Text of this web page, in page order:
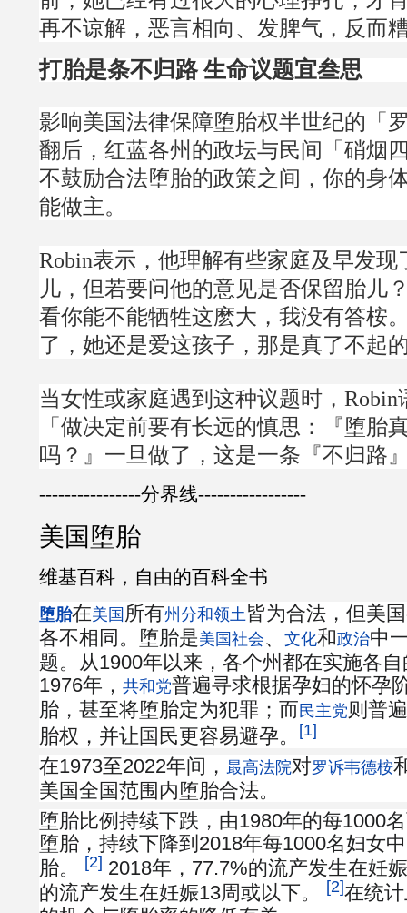
再不谅解，恶言相向、发脾气，反而
打胎是条不归路 生命议题宜叁思
影响美国法律保障堕胎权半世纪的「
翻后，红蓝各州的政坛与民间「硝烟
不鼓励合法堕胎的政策之间，你的身
能做主。
Robin表示，他理解有些家庭及早发现
儿，但若要问他的意见是否保留胎儿
看你能不能牺牲这麽大，我没有答桉
了，她还是爱这孩子，那是真了不起
当女性或家庭遇到这种议题时，
「做决定前要有长远的慎思：『堕胎
吗？』一旦做了，这是一条『不归路
----------------分界线-----------------
美国堕胎
维基百科，自由的百科全书
堕胎在美国 所有州分和领土皆为合法，但美
各不相同。堕胎是美国社会、 文化和政治中
题。从1900年以来，各个州都在实施各
1976年， 共和党普遍寻求根据孕妇的怀孕
胎，甚至将堕胎定为犯罪；而民主党则普
胎权，并让国民更容易避孕。
[1]
在1973至2022年间， 最高法院对罗诉韦德桉
美国全国范围内堕胎合法。
堕胎比例持续下跌，由1980年的每1000
堕胎，持续下降到2018年每1000名妇女
胎。
[2] 2018年，77.7%的流产发生在妊
的流产发生在妊娠13周或以下。
[2]在统